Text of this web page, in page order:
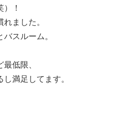
！
ました。
スルーム。
低限、
満足してます。